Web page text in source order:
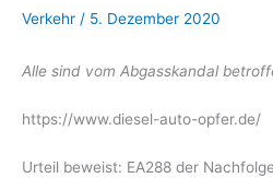
Verkehr / 5. Dezember 2020
Alle sind vom Abgasskandal
https://www.diesel-auto-opfer.de/
Urteil beweist: EA288 der